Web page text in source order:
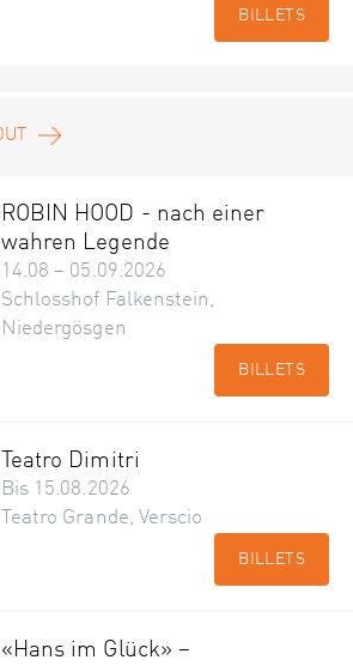
BILLETS
ROBIN HOOD - nach einer
wahren Legende
14.08 – 05.09.2026
Schlosshof Falkenstein,
Niedergösgen
BILLETS
Teatro Dimitri
Bis 15.08.2026
Teatro Grande, Verscio
BILLETS
«Hans im Glück» –